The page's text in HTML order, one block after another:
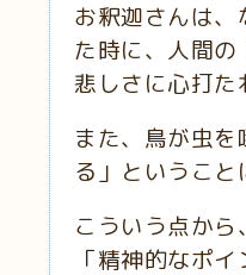
お釈迦さんは
た時に、人間
悲しさに心打た
また、鳥が虫
る」というこ
こういう点か
「精神的なポ